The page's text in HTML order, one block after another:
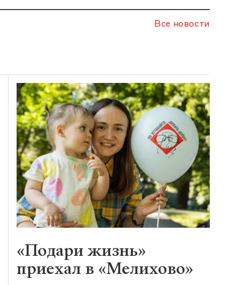
Все новости
«Подари жизнь»
приехал в «Мелихово»